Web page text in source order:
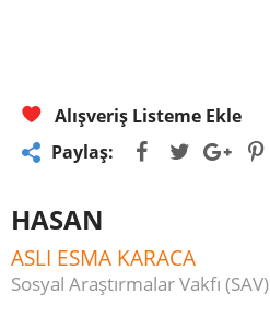
Alışveriş Listeme Ekle
Paylaş:
HASAN
ASLI ESMA KARACA
Sosyal Araştırmalar Vakfı (SAV)